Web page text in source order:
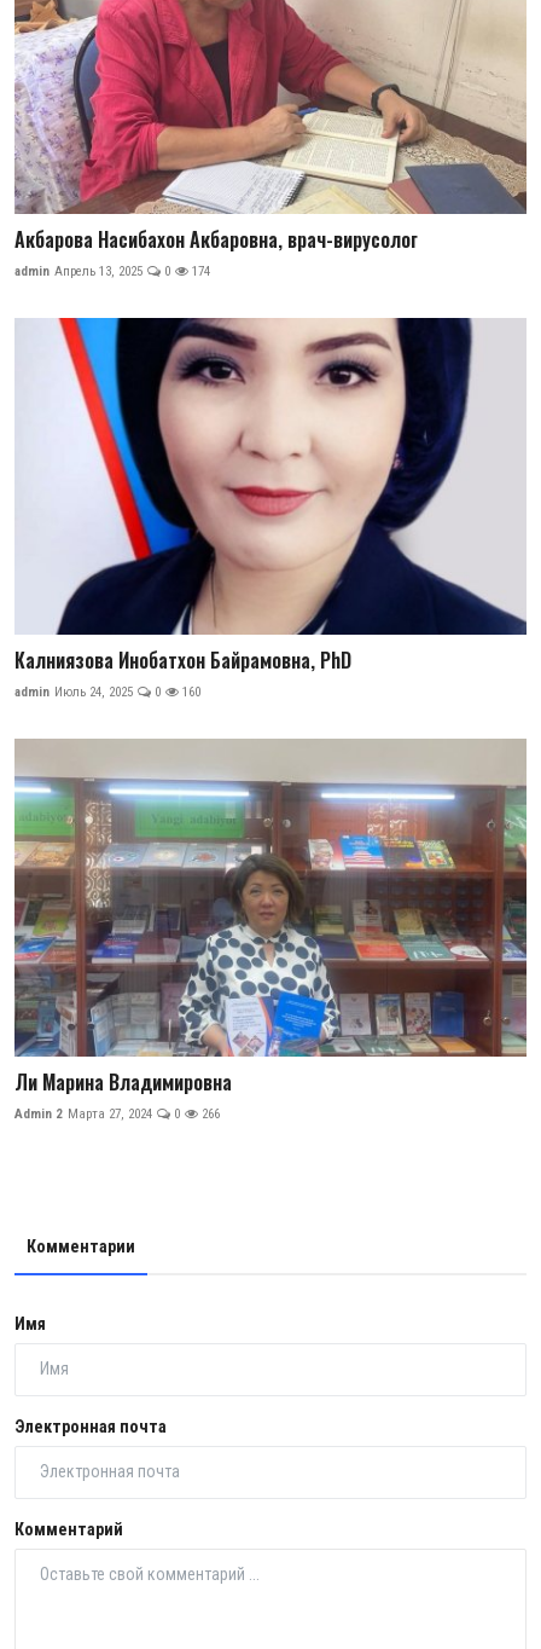
Акбарова Насибахон Акбаровна, врач-вирусолог
admin Апрель 13, 2025 0 174
Калниязова Инобатхон Байрамовна, PhD
admin Июль 24, 2025 0 160
Ли Марина Владимировна
Admin 2 Марта 27, 2024 0 266
Комментарии
Имя
Электронная почта
Комментарий